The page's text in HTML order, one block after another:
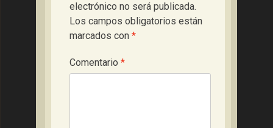
electrónico no será publicada.
Los campos obligatorios están
marcados con *
Comentario *